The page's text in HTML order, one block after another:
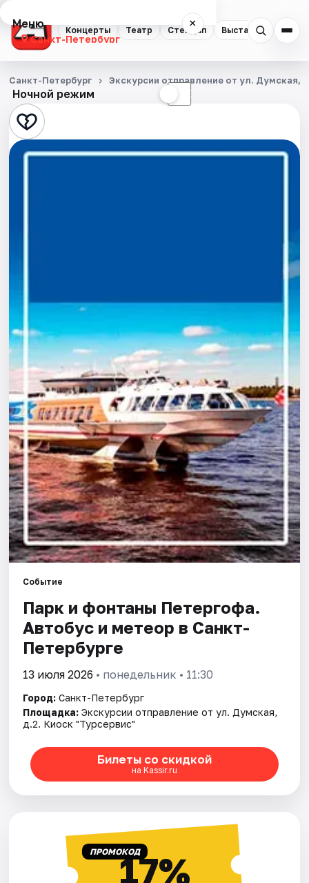
Концерты Театр Стендап Выставки
Меню ×
Санкт-Петербург
Концерты
Театр
Стендап
Города
Площадки
Артисты
Рейтинги
Ночной режим ☾
Санкт-Петербург Экскурсии отправление от ул. Думская,
Событие
Парк и фонтаны Петергофа.
Автобус и метеор в Санкт-
Петербурге
13 июля 2026 • понедельник • 11:30
Город: Санкт-Петербург
Площадка: Экскурсии отправление от ул. Думская,
д.2. Киоск "Турсервис"
Билеты со скидкой
на Kassir.ru
ПРОМОКОД17%